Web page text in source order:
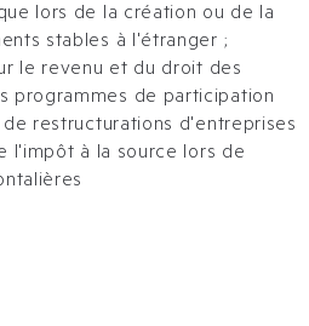
lors de la création ou de la
stables à l'étranger ;
le revenu et du droit des
programmes de participation
restructurations d'entreprises
l'impôt à la source lors de